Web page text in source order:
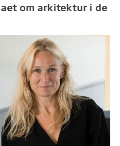
om arkitektur i de